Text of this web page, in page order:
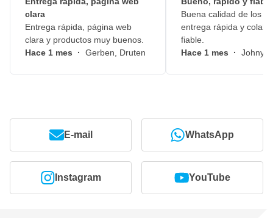
clara
Entrega rápida, página web
clara y productos muy buenos.
Hace 1 mes · Gerben, Druten
Buena calidad de los
entrega rápida y
fiable.
Hace 1 mes · Johny,
E-mail WhatsApp
Instagram YouTube